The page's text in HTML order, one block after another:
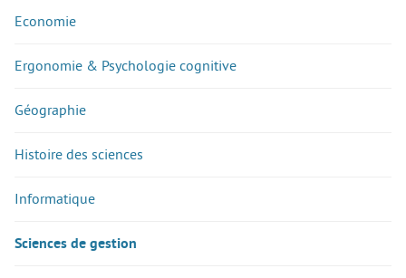
Economie
Ergonomie & Psychologie cognitive
Géographie
Histoire des sciences
Informatique
Sciences de gestion